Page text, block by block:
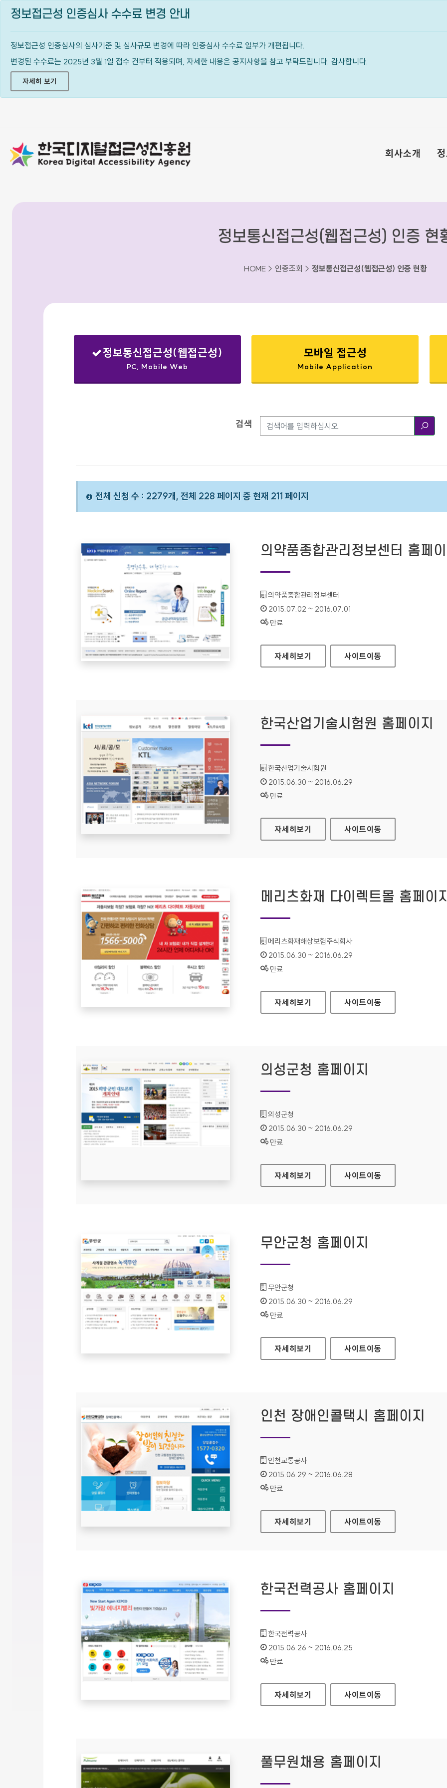
정보접근성 인증심사 수수료 변경 안내
정보접근성 인증심사의 심사기준 및 심사규모 변경에 따라 인증심사 수수료 일부가 개편됩니다.
변경된 수수료는 2025년 3월 1일 접수 건부터 적용되며, 자세한 내용은 공지사항을 참고 부탁드립니다. 감사합니다.
자세히 보기
회사소개
정보통신접근성(웹접근성) 인증 현
HOME > 인증조회 > 정보통신접근성(웹접근성) 인증 현황
정보통신접근성(웹접근성)
PC, Mobile Web
모바일 접근성
Mobile Application
검색
전체 신청 수 : 2279개, 전체 228 페이지 중 현재 211 페이지
의약품종합관리정보센터 홈페
기관명 :
의약품종합관리정보센터
인증기간 :
2015.07.02 ~ 2016.07.01
상태 :
만료
의약품종합관리정보센터 홈페이지
자세히보기 사이트이동
한국산업기술시험원 홈페이지
기관명 :
한국산업기술시험원
인증기간 :
2015.06.30 ~ 2016.06.29
상태 :
만료
한국산업기술시험원 홈페이지
자세히보기 사이트이동
메리츠화재 다이렉트몰 홈페이
기관명 :
메리츠화재해상보험주식회사
인증기간 :
2015.06.30 ~ 2016.06.29
상태 :
만료
메리츠화재 다이렉트몰 홈페이지
자세히보기 사이트이동
의성군청 홈페이지
기관명 :
의성군청
인증기간 :
2015.06.30 ~ 2016.06.29
상태 :
만료
의성군청 홈페이지
자세히보기 사이트이동
무안군청 홈페이지
기관명 :
무안군청
인증기간 :
2015.06.30 ~ 2016.06.29
상태 :
만료
무안군청 홈페이지
자세히보기 사이트이동
인천 장애인콜택시 홈페이지
기관명 :
인천교통공사
인증기간 :
2015.06.29 ~ 2016.06.28
상태 :
만료
인천 장애인콜택시 홈페이지
자세히보기 사이트이동
한국전력공사 홈페이지
기관명 :
한국전력공사
인증기간 :
2015.06.26 ~ 2016.06.25
상태 :
만료
한국전력공사 홈페이지
자세히보기 사이트이동
풀무원채용 홈페이지